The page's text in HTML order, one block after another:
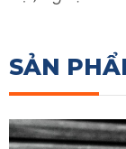
SẢN